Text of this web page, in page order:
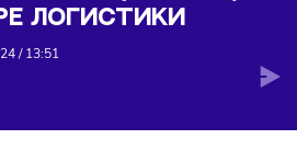
ЧИСЛО ВАКАНСИЙ
И ОФИЦИАНТОВ,
ЛОГИСТИКИ